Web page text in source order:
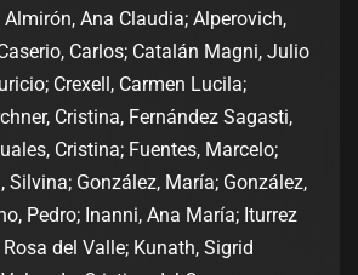
Ana Claudia; Alperovich,
Carlos; Catalán Magni, Julio
Crexell, Carmen Lucila;
Cristina, Fernández Sagasti,
Cristina; Fuentes, Marcelo;
Silvina; González, María; González,
Pedro; Inanni, Ana María; Iturrez
del Valle; Kunath, Sigrid